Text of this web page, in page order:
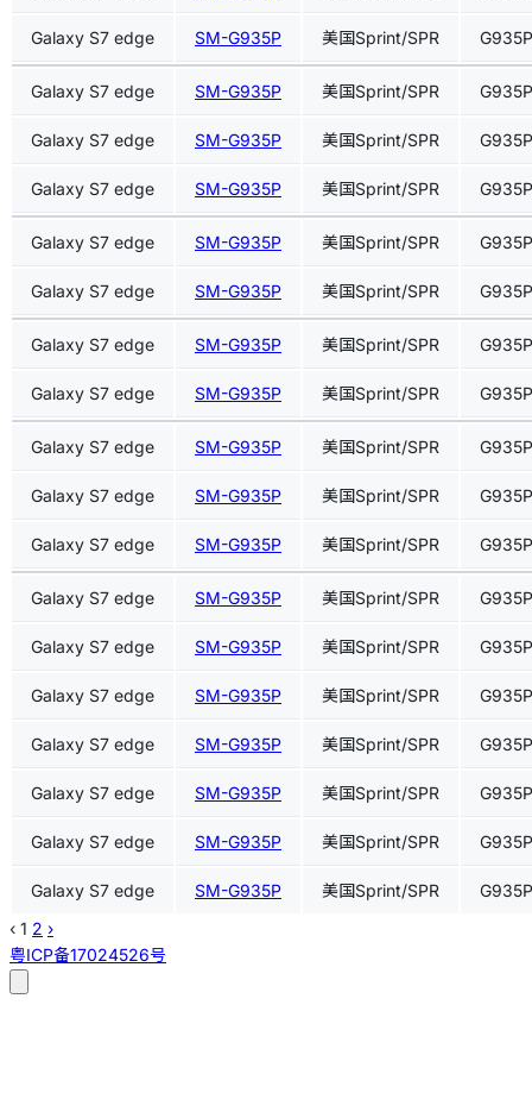
Galaxy S7 edge SM-G935P 美国Sprint/SPR
Galaxy S7 edge SM-G935P 美国Sprint/SPR
Galaxy S7 edge SM-G935P 美国Sprint/SPR
Galaxy S7 edge SM-G935P 美国Sprint/SPR
Galaxy S7 edge SM-G935P 美国Sprint/SPR
Galaxy S7 edge SM-G935P 美国Sprint/SPR
Galaxy S7 edge SM-G935P 美国Sprint/SPR
Galaxy S7 edge SM-G935P 美国Sprint/SPR
Galaxy S7 edge SM-G935P 美国Sprint/SPR
Galaxy S7 edge SM-G935P 美国Sprint/SPR
Galaxy S7 edge SM-G935P 美国Sprint/SPR
Galaxy S7 edge SM-G935P 美国Sprint/SPR
Galaxy S7 edge SM-G935P 美国Sprint/SPR
Galaxy S7 edge SM-G935P 美国Sprint/SPR
Galaxy S7 edge SM-G935P 美国Sprint/SPR
Galaxy S7 edge SM-G935P 美国Sprint/SPR
Galaxy S7 edge SM-G935P 美国Sprint/SPR
Galaxy S7 edge SM-G935P 美国Sprint/SPR
‹ 1 2 ›
粤ICP备17024526号